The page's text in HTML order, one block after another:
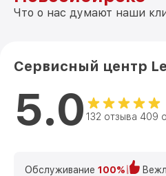
Что о нас думают наши
Сервисный центр
5.0 132 отзыва 409
Обслуживание 100%